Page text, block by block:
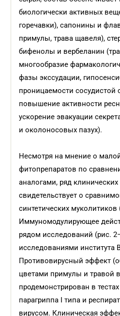
биологически активных
горечавки), сапонины и
примулы, трава щавеля),
бифенолы и вербеланин
многообразие
фазы экссудации,
проницаемости сосудистой
повышение активности
ускорение эвакуации
и околоносовых пазух).
Несмотря на мнение о
фитопрепаратов по
аналогами, ряд
свидетельствует о
синтетических муколитиков
Иммуномодулирующее
рядом исследований (рис.
исследованиями института
Противовирусный эффект
цветами примулы и травой
продемонстрирован в
парагриппа I типа и
вирусом. Клиническая